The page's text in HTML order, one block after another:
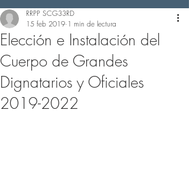
Elección e Instalación del
Cuerpo de Grandes
Dignatarios y Oficiales
2019-2022
RRPP SCG33RD
15 feb 2019 1 min de lectura